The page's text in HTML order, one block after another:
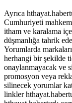
Ayrıca
Cumhuriyeti
itham ve karalama
düşmanlığa tahrik
Yorumlarda
herhangi bir şekilde
onaylanmayacak ve
promosyon veya
silinecek yorumlar
linkler